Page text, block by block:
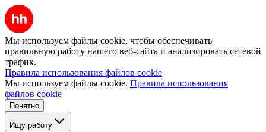
Мы используем файлы cookie, чтобы обеспечивать
правильную работу нашего веб-сайта и анализировать сетевой
трафик.
Правила использования файлов cookie
Мы используем файлы cookie. Правила использования
файлов cookie
Понятно
Ищу работу